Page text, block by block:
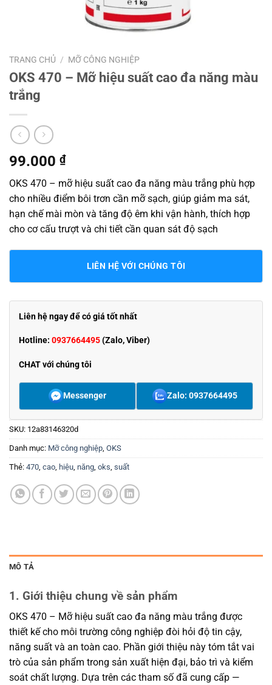
TRANG CHỦ / MỠ CÔNG NGHIỆP
OKS 470 – Mỡ hiệu suất cao đa năng màu
trắng
99.000 ₫
OKS 470 – mỡ hiệu suất cao đa năng màu trắng phù hợp
cho nhiều điểm bôi trơn cần mỡ sạch, giúp giảm ma sát,
hạn chế mài mòn và tăng độ êm khi vận hành, thích hợp
cho cơ cấu trượt và chi tiết cần quan sát độ sạch
LIÊN HỆ VỚI CHÚNG TÔI
Liên hệ ngay để có giá tốt nhất
Hotline: 0937664495(Zalo, Viber)
CHAT với chúng tôi
Messenger Zalo: 0937664495
SKU: 12a83146320d
Danh mục: Mỡ công nghiệp OKS
Thẻ: 470 cao hiệu năng oks suất
MÔ TẢ
1. Giới thiệu chung về sản phẩm
OKS 470 – Mỡ hiệu suất cao đa năng màu trắng được
thiết kế cho môi trường công nghiệp đòi hỏi độ tin cậy,
năng suất và an toàn cao. Phần giới thiệu này tóm tắt vai
trò của sản phẩm trong sản xuất hiện đại, bảo trì và kiểm
soát chất lượng. Dựa trên các tham số đã cung cấp —